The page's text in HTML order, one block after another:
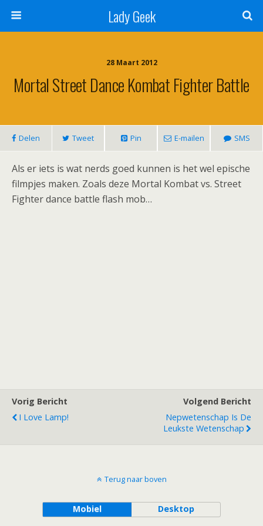
Lady Geek
28 Maart 2012
Mortal Street Dance Kombat Fighter Battle
Delen Tweet Pin E-mailen SMS
Als er iets is wat nerds goed kunnen is het wel epische
filmpjes maken. Zoals deze Mortal Kombat vs. Street
Fighter dance battle flash mob…
Vorig Bericht
I Love Lamp!
Volgend Bericht
Nepwetenschap Is De
Leukste Wetenschap
Terug naar boven
Mobiel Desktop